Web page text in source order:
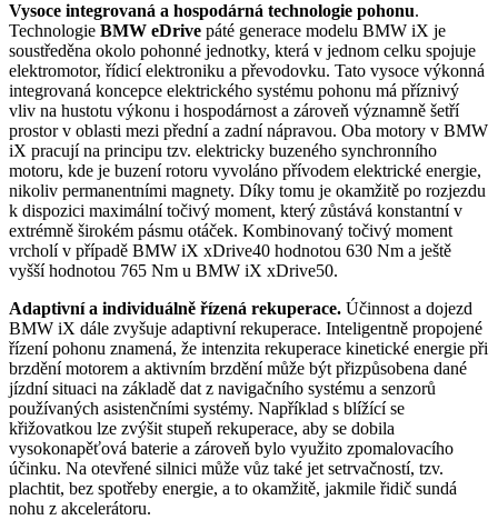
Vysoce integrovaná a hospodárná technologie pohonu.
Technologie BMW eDrive páté generace modelu BMW iX je
soustředěna okolo pohonné jednotky, která v jednom celku spojuje
elektromotor, řídicí elektroniku a převodovku. Tato vysoce výkonná
integrovaná koncepce elektrického systému pohonu má příznivý
vliv na hustotu výkonu i hospodárnost a zároveň významně šetří
prostor v oblasti mezi přední a zadní nápravou. Oba motory v BMW
iX pracují na principu tzv. elektricky buzeného synchronního
motoru, kde je buzení rotoru vyvoláno přívodem elektrické energie,
nikoliv permanentními magnety. Díky tomu je okamžitě po rozjezdu
k dispozici maximální točivý moment, který zůstává konstantní v
extrémně širokém pásmu otáček. Kombinovaný točivý moment
vrcholí v případě BMW iX xDrive40 hodnotou 630 Nm a ještě
vyšší hodnotou 765 Nm u BMW iX xDrive50.
Adaptivní a individuálně řízená rekuperace. Účinnost a dojezd
BMW iX dále zvyšuje adaptivní rekuperace. Inteligentně propojené
řízení pohonu znamená, že intenzita rekuperace kinetické energie při
brzdění motorem a aktivním brzdění může být přizpůsobena dané
jízdní situaci na základě dat z navigačního systému a senzorů
používaných asistenčními systémy. Například s blížící se
křižovatkou lze zvýšit stupeň rekuperace, aby se dobila
vysokonapěťová baterie a zároveň bylo využito zpomalovacího
účinku. Na otevřené silnici může vůz také jet setrvačností, tzv.
plachtit, bez spotřeby energie, a to okamžitě, jakmile řidič sundá
nohu z akcelerátoru.